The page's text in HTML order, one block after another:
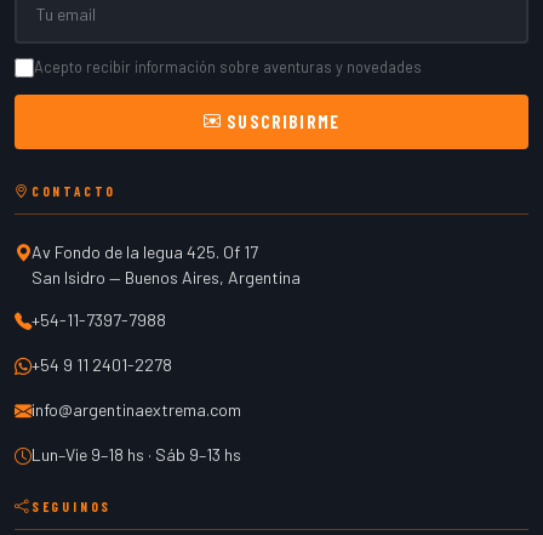
Acepto recibir información sobre aventuras y novedades
SUSCRIBIRME
CONTACTO
Av Fondo de la legua 425. Of 17
San Isidro — Buenos Aires, Argentina
+54-11-7397-7988
+54 9 11 2401-2278
info@argentinaextrema.com
Lun–Vie 9–18 hs · Sáb 9–13 hs
SEGUINOS